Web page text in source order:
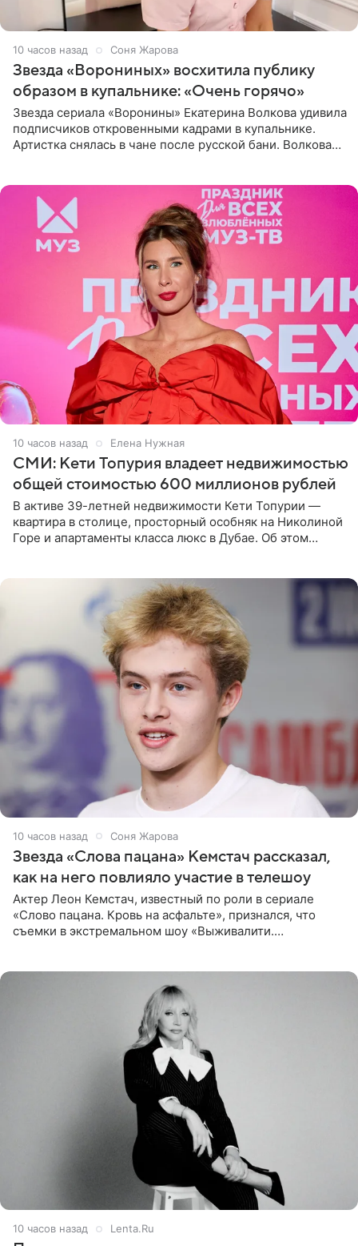
10 часов назад Соня Жарова
Звезда «Ворониных» восхитила публику
образом в купальнике: «Очень горячо»
Звезда сериала «Воронины» Екатерина Волкова удивила
подписчиков откровенными кадрами в купальнике.
Артистка снялась в чане после русской бани. Волкова
10 часов назад Елена Нужная
СМИ: Кети Топурия владеет недвижимостью
общей стоимостью 600 миллионов рублей
В активе 39-летней недвижимости Кети Топурии —
квартира в столице, просторный особняк на Николиной
Горе и апартаменты класса люкс в Дубае. Об этом
10 часов назад Соня Жарова
Звезда «Слова пацана» Кемстач рассказал,
как на него повлияло участие в телешоу
Актер Леон Кемстач, известный по роли в сериале
«Слово пацана. Кровь на асфальте», признался, что
съемки в экстремальном шоу «Выживалити.
10 часов назад Lenta.Ru